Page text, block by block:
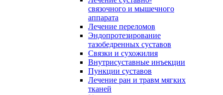
связочного и мышечного
аппарата
Лечение переломов
Эндопротезирование
тазобедренных суставов
Связки и сухожилия
Внутрисуставные инъекции
Пункции суставов
Лечение ран и травм мягких
тканей